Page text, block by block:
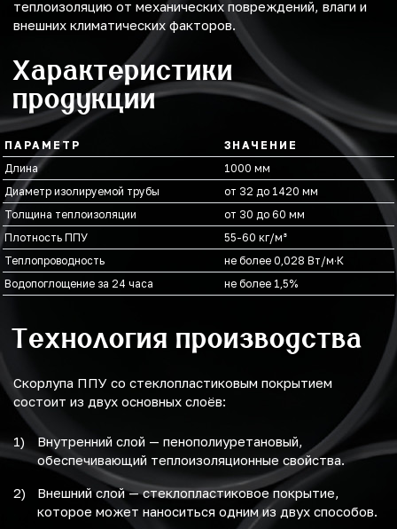
теплоизоляцию от механических повреждений, влаги и
внешних климатических факторов.
Характеристики
продукции
ПАРАМЕТР
ЗНАЧЕНИЕ
Длина
1000 мм
Диаметр изолируемой трубы
от 32 до 1420 мм
Толщина теплоизоляции
от 30 до 60 мм
Плотность ППУ
55-60 кг/м³
Теплопроводность
не более 0,028 Вт/м·К
Водопоглощение за 24 часа
не более 1,5%
Технология производства
Скорлупа ППУ со стеклопластиковым покрытием
состоит из двух основных слоёв:
Внутренний слой — пенополиуретановый,
обеспечивающий теплоизоляционные свойства.
Внешний слой — стеклопластиковое покрытие,
которое может наноситься одним из двух способов.